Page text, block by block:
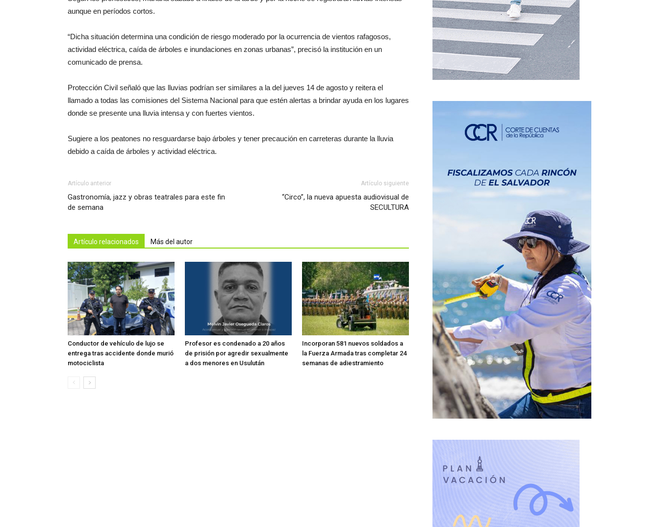
aunque en períodos cortos.
“Dicha situación determina una condición de riesgo moderado por la ocurrencia de vientos rafagosos,
actividad eléctrica, caída de árboles e inundaciones en zonas urbanas”, precisó la institución en un
comunicado de prensa.
Protección Civil señaló que las lluvias podrían ser similares a la del jueves 14 de agosto y reitera el
llamado a todas las comisiones del Sistema Nacional para que estén alertas a brindar ayuda en los lugares
donde se presente una lluvia intensa y con fuertes vientos.
Sugiere a los peatones no resguardarse bajo árboles y tener precaución en carreteras durante la lluvia
debido a caída de árboles y actividad eléctrica.
Artículo anterior
Gastronomía, jazz y obras teatrales para este fin
de semana
Artículo siguiente
“Circo”, la nueva apuesta audiovisual de
SECULTURA
Artículo relacionados Más del autor
Conductor de vehículo de lujo se
entrega tras accidente donde murió
motociclista
Profesor es condenado a 20 años
de prisión por agredir sexualmente
a dos menores en Usulután
Incorporan 581 nuevos soldados a
la Fuerza Armada tras completar 24
semanas de adiestramiento